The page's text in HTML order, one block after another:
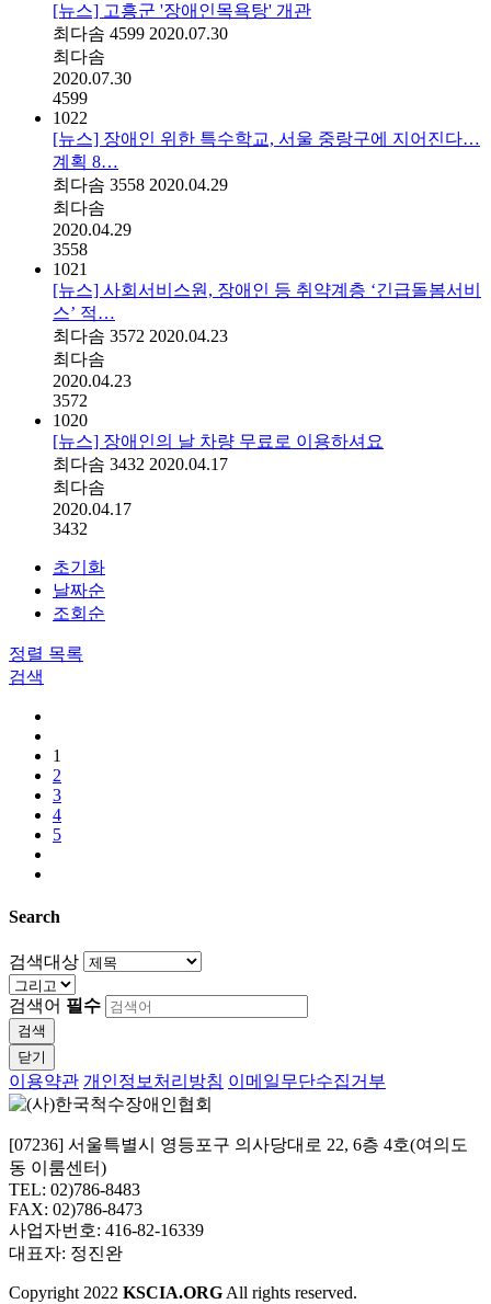
[뉴스] 고흥군 '장애인목욕탕' 개관
최다솜 4599 2020.07.30
최다솜
2020.07.30
4599
1022
[뉴스] 장애인 위한 특수학교, 서울 중랑구에 지어진다…
계획 8…
최다솜 3558 2020.04.29
최다솜
2020.04.29
3558
1021
[뉴스] 사회서비스원, 장애인 등 취약계층 ‘긴급돌봄서비
스’ 적…
최다솜 3572 2020.04.23
최다솜
2020.04.23
3572
1020
[뉴스] 장애인의 날 차량 무료로 이용하셔요
최다솜 3432 2020.04.17
최다솜
2020.04.17
3432
초기화
날짜순
조회순
정렬 목록
검색
1
2
3
4
5
Search
검색대상
검색어 필수
검색
닫기
이용약관 개인정보처리방침 이메일무단수집거부
[07236] 서울특별시 영등포구 의사당대로 22, 6층 4호(여의도
동 이룸센터)
TEL: 02)786-8483
FAX: 02)786-8473
사업자번호: 416-82-16339
대표자: 정진완
Copyright 2022 KSCIA.ORG All rights reserved.